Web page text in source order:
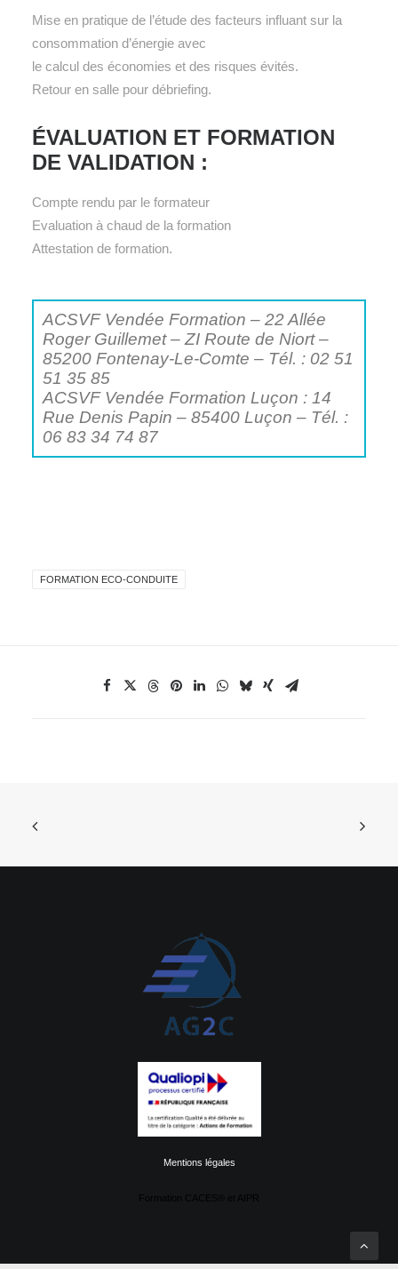
Mise en pratique de l’étude des facteurs influant sur la
consommation d’énergie avec
le calcul des économies et des risques évités.
Retour en salle pour débriefing.
ÉVALUATION ET FORMATION
DE VALIDATION :
Compte rendu par le formateur
Evaluation à chaud de la formation
Attestation de formation.
ACSVF Vendée Formation – 22 Allée
Roger Guillemet – ZI Route de Niort –
85200 Fontenay-Le-Comte – Tél. : 02 51
51 35 85
ACSVF Vendée Formation Luçon : 14
Rue Denis Papin – 85400 Luçon – Tél. :
06 83 34 74 87
FORMATION ECO-CONDUITE
Mentions légales
Formation CACES® et AIPR